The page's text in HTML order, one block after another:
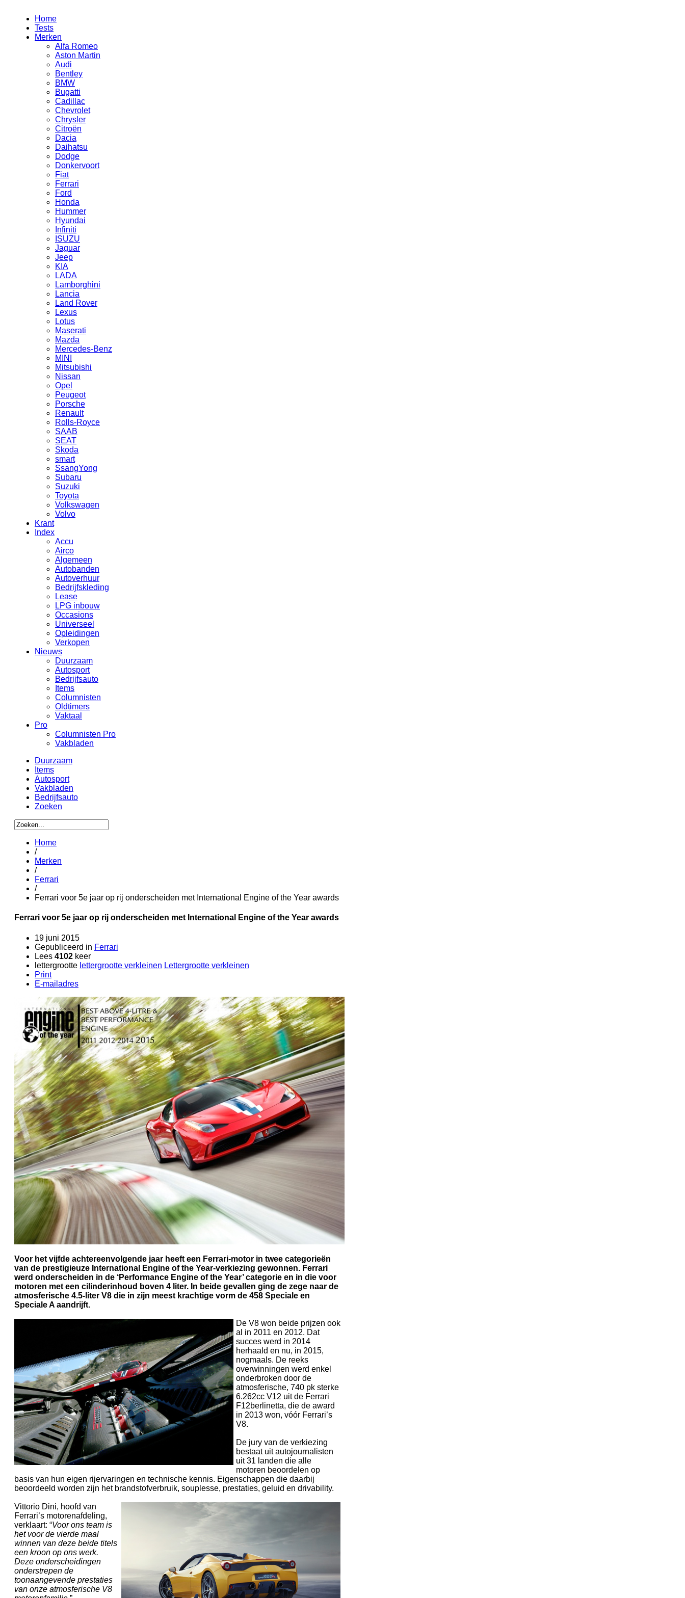
Home
Tests
Merken
Alfa Romeo
Aston Martin
Audi
Bentley
BMW
Bugatti
Cadillac
Chevrolet
Chrysler
Citroën
Dacia
Daihatsu
Dodge
Donkervoort
Fiat
Ferrari
Ford
Honda
Hummer
Hyundai
Infiniti
ISUZU
Jaguar
Jeep
KIA
LADA
Lamborghini
Lancia
Land Rover
Lexus
Lotus
Maserati
Mazda
Mercedes-Benz
MINI
Mitsubishi
Nissan
Opel
Peugeot
Porsche
Renault
Rolls-Royce
SAAB
SEAT
Skoda
smart
SsangYong
Subaru
Suzuki
Toyota
Volkswagen
Volvo
Krant
Index
Accu
Airco
Algemeen
Autobanden
Autoverhuur
Bedrijfskleding
Lease
LPG inbouw
Occasions
Universeel
Opleidingen
Verkopen
Nieuws
Duurzaam
Autosport
Bedrijfsauto
Items
Columnisten
Oldtimers
Vaktaal
Pro
Columnisten Pro
Vakbladen
Duurzaam
Items
Autosport
Vakbladen
Bedrijfsauto
Zoeken
Home
/
Merken
/
Ferrari
/
Ferrari voor 5e jaar op rij onderscheiden met International Engine of the Year awards
Ferrari voor 5e jaar op rij onderscheiden met International Engine of the Year awards
19 juni 2015
Gepubliceerd in Ferrari
Lees 4102 keer
lettergrootte lettergrootte verkleinen Lettergrootte verkleinen
Print
E-mailadres
Voor het vijfde achtereenvolgende jaar heeft een Ferrari-motor in twee categorieën
van de prestigieuze International Engine of the Year-verkiezing gewonnen. Ferrari
werd onderscheiden in de ‘Performance Engine of the Year’ categorie en in die voor
motoren met een cilinderinhoud boven 4 liter. In beide gevallen ging de zege naar de
atmosferische 4.5-liter V8 die in zijn meest krachtige vorm de 458 Speciale en
Speciale A aandrijft.
De V8 won beide prijzen ook
al in 2011 en 2012. Dat
succes werd in 2014
herhaald en nu, in 2015,
nogmaals. De reeks
overwinningen werd enkel
onderbroken door de
atmosferische, 740 pk sterke
6.262cc V12 uit de Ferrari
F12berlinetta, die de award
in 2013 won, vóór Ferrari’s
V8.
De jury van de verkiezing
bestaat uit autojournalisten
uit 31 landen die alle
motoren beoordelen op
basis van hun eigen rijervaringen en technische kennis. Eigenschappen die daarbij
beoordeeld worden zijn het brandstofverbruik, souplesse, prestaties, geluid en drivability.
Vittorio Dini, hoofd van
Ferrari’s motorenafdeling,
verklaart: “Voor ons team is
het voor de vierde maal
winnen van deze beide titels
een kroon op ons werk.
Deze onderscheidingen
onderstrepen de
toonaangevende prestaties
van onze atmosferische V8